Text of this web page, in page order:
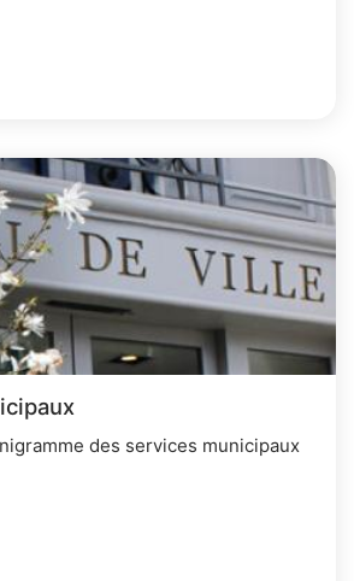
des services municipaux